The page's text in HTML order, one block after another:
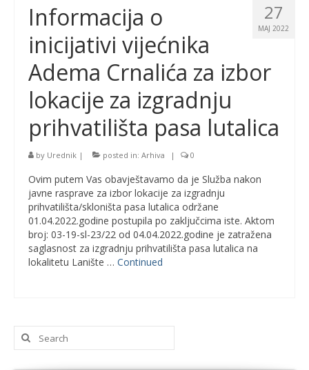
27
MAJ 2022
Informacija o
inicijativi vijećnika
Adema Crnalića za izbor
lokacije za izgradnju
prihvatilišta pasa lutalica
by Urednik | posted in: Arhiva | 0
Ovim putem Vas obavještavamo da je Služba nakon
javne rasprave za izbor lokacije za izgradnju
prihvatilišta/skloništa pasa lutalica održane
01.04.2022.godine postupila po zaključcima iste. Aktom
broj: 03-19-sl-23/22 od 04.04.2022.godine je zatražena
saglasnost za izgradnju prihvatilišta pasa lutalica na
lokalitetu Lanište … Continued
Search
for: